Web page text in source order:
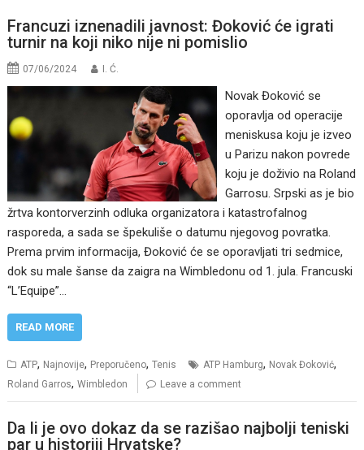
Francuzi iznenadili javnost: Đoković će igrati
turnir na koji niko nije ni pomislio
07/06/2024 I. Ć.
Novak Đoković se
oporavlja od operacije
meniskusa koju je izveo
u Parizu nakon povrede
koju je doživio na Roland
Garrosu. Srpski as je bio
žrtva kontorverzinh odluka organizatora i katastrofalnog
rasporeda, a sada se špekuliše o datumu njegovog povratka.
Prema prvim informacija, Đoković će se oporavljati tri sedmice,
dok su male šanse da zaigra na Wimbledonu od 1. jula. Francuski
“L’Equipe”…
READ MORE
ATP, Najnovije, Preporučeno,Tenis ATP Hamburg, Novak Đoković,
Roland Garros,Wimbledon Leave a comment
Da li je ovo dokaz da se razišao najbolji teniski
par u historiji Hrvatske?